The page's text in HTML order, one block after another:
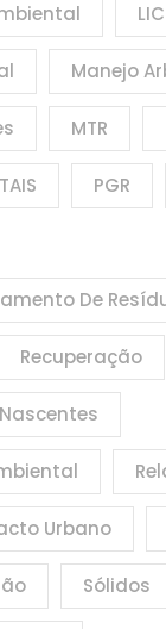
Manejo
MTR
PGR
De
Recuperação
Urbano
Sólidos